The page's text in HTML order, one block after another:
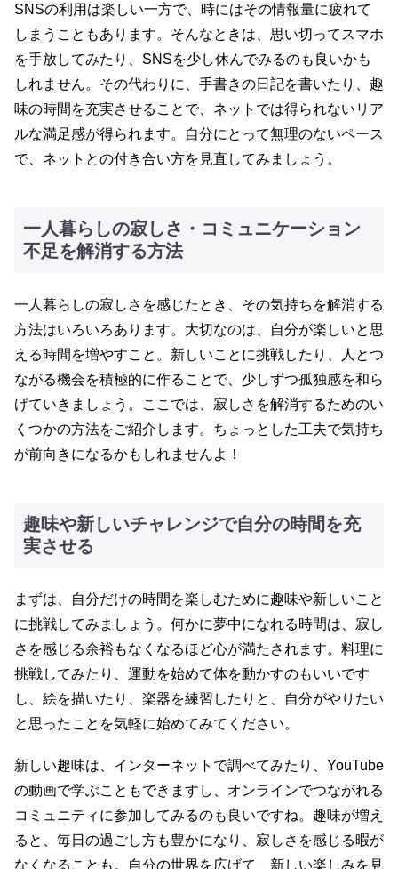
SNSの利用は楽しい一方で、時にはその情報量に疲れて
しまうこともあります。そんなときは、思い切ってスマホ
を手放してみたり、SNSを少し休んでみるのも良いかも
しれません。その代わりに、手書きの日記を書いたり、趣
味の時間を充実させることで、ネットでは得られないリア
ルな満足感が得られます。自分にとって無理のないペース
で、ネットとの付き合い方を見直してみましょう。
一人暮らしの寂しさ・コミュニケーション
不足を解消する方法
一人暮らしの寂しさを感じたとき、その気持ちを解消する
方法はいろいろあります。大切なのは、自分が楽しいと思
える時間を増やすこと。新しいことに挑戦したり、人とつ
ながる機会を積極的に作ることで、少しずつ孤独感を和ら
げていきましょう。ここでは、寂しさを解消するためのい
くつかの方法をご紹介します。ちょっとした工夫で気持ち
が前向きになるかもしれませんよ！
趣味や新しいチャレンジで自分の時間を充
実させる
まずは、自分だけの時間を楽しむために趣味や新しいこと
に挑戦してみましょう。何かに夢中になれる時間は、寂し
さを感じる余裕もなくなるほど心が満たされます。料理に
挑戦してみたり、運動を始めて体を動かすのもいいです
し、絵を描いたり、楽器を練習したりと、自分がやりたい
と思ったことを気軽に始めてみてください。
新しい趣味は、インターネットで調べてみたり、YouTube
の動画で学ぶこともできますし、オンラインでつながれる
コミュニティに参加してみるのも良いですね。趣味が増え
ると、毎日の過ごし方も豊かになり、寂しさを感じる暇が
なくなることも。自分の世界を広げて、新しい楽しみを見